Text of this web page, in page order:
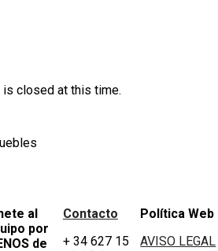
is closed at this time.
al
por
de
Contacto
+ 34 627 15
Política Web
AVISO LEGAL